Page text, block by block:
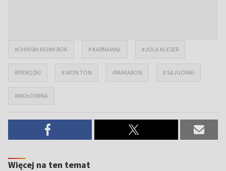
#CHIŃSKI NOWY ROK # KARNAWAŁ #JOLA KLESER
#PIEROŻKI # WON TON #MAKARON # SAJGONKI
#WOŁOWINA
Więcej na ten temat